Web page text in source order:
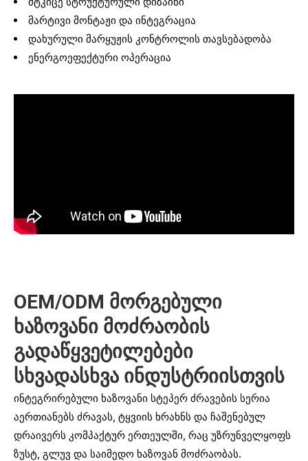
მარტივი მონტაჟი და ინტეგრაცია
დახურული მარყუჟის კონტროლის თავსებადობა
ენერგოეფექტური ოპერაცია
OEM/ODM მორგებული
ხაზოვანი მოძრაობის
გადაწყვეტილებები
სხვადასხვა ინდუსტრიისთვის
ინტეგრირებული ხაზოვანი სტეპერ ძრავების სერია
აერთიანებს ძრავას, ტყვიის ხრახნს და ჩაშენებულ
დრაივერს კომპაქტურ ერთეულში, რაც უზრუნველყოფს
ზუსტ, გლუვ და საიმედო ხაზოვან მოძრაობას.